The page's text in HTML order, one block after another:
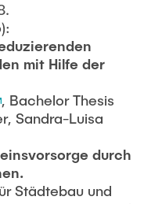
mit Hilfe der
, Bachelor Thesis
Sandra-Luisa
durch
Städtebau und